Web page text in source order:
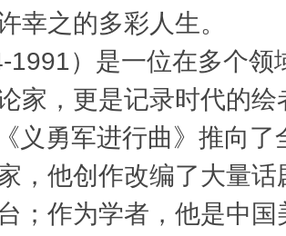
幸之的多彩人生。
）是一位在多个领
家，更是记录时代的
义勇军进行曲》推向
，他创作改编了大量
；作为学者，他是中